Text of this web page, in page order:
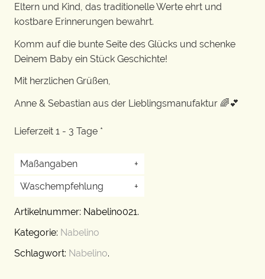
Eltern und Kind, das traditionelle Werte ehrt und
kostbare Erinnerungen bewahrt.
Komm auf die bunte Seite des Glücks und schenke
Deinem Baby ein Stück Geschichte!
Mit herzlichen Grüßen,
Anne & Sebastian aus der Lieblingsmanufaktur 🌈💕
Lieferzeit 1 - 3 Tage *
Maßangaben
+
Waschempfehlung
+
Artikelnummer: Nabelino021.
Kategorie: Nabelino
Schlagwort: Nabelino.